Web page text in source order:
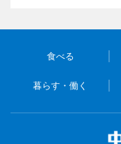
食べる
暮らす・働く